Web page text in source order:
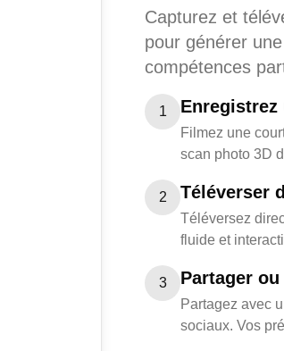
Capturez et
pour générer
compétences
1 Enregistrez
Filmez une
scan photo 3D
2 Téléverser
Téléversez
fluide et
3 Partager
Partagez avec
sociaux. Vos